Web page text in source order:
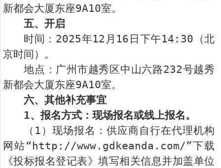
新都会大厦东座9A10室。
五、开启
时间：2025年12月16日下午14:30（北
京时间）。
地点：广州市越秀区中山六路232号越秀
新都会大厦东座9A10室。
六、其他补充事宜
1、报名方式：现场报名或线上报名。
（1）现场报名：供应商自行在代理机构
网站“http://www.gdkeanda.com/”下载
《投标报名登记表》填写相关信息并加盖单位